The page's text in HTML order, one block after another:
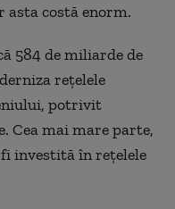
asta costă enorm.
584 de miliarde de
rețelele
potrivit
Cea mai mare parte,
investită în rețelele